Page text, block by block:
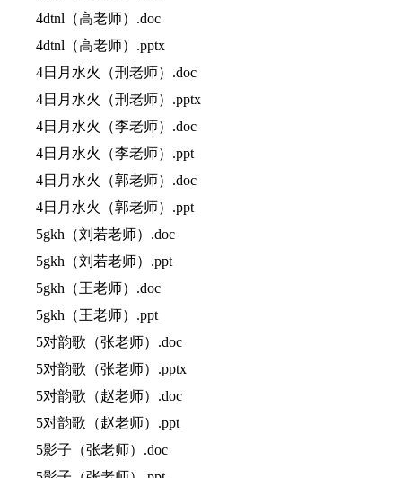
4dtnl（高老师）.doc
4dtnl（高老师）.pptx
4日月水火（刑老师）.doc
4日月水火（刑老师）.pptx
4日月水火（李老师）.doc
4日月水火（李老师）.ppt
4日月水火（郭老师）.doc
4日月水火（郭老师）.ppt
5gkh（刘若老师）.doc
5gkh（刘若老师）.ppt
5gkh（王老师）.doc
5gkh（王老师）.ppt
5对韵歌（张老师）.doc
5对韵歌（张老师）.pptx
5对韵歌（赵老师）.doc
5对韵歌（赵老师）.ppt
5影子（张老师）.doc